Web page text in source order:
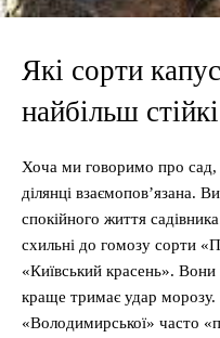
Які сорти
найбільш стійкі
Хоча ми говоримо про сад,
ділянці взаємопов’язана.
спокійного життя
схильні до гомозу сорти
«Київський красень».
краще тримає удар
«Володимирської» часто